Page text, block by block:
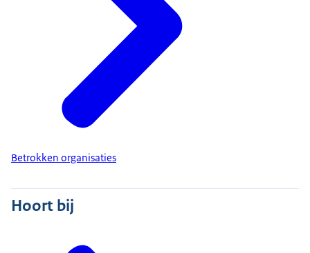
Betrokken organisaties
Hoort bij